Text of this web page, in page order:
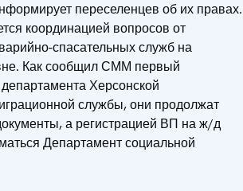
переселенцев об их правах.
координацией вопросов от
спасательных служб на
Как сообщил СММ первый
Херсонской
службы, они продолжат
а регистрацией ВП на ж/д
Департамент социальной